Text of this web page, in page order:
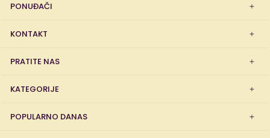
PONUĐAČI
KONTAKT
PRATITE NAS
KATEGORIJE
POPULARNO DANAS